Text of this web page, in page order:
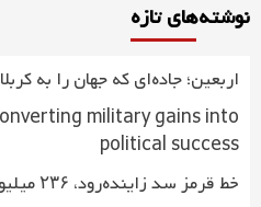
نوشته‌های تازه
اربعین؛ جاده‌ای که جهان را به
military gains into
political success
خط قرمز سد زاینده‌رود، ۲۳۶ میلیون مترمکعب است